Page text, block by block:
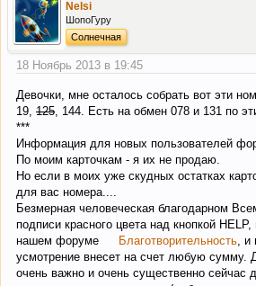
Nelsi
ШопоГуру
Солнечная
18 Ноябрь 2013 в 19:45
Девочки, мне осталось собрать вот эти
19, 125 , 144. Есть на обмен 078 и 131 по
***
Информация для новых пользователей
По моим карточкам - я их не продаю.
Но если в моих уже скудных остатках
для вас номера....
Безмерная человеческая благодарном
подписи красного цвета над кнопкой
нашем форуме
Благотворительность ,
усмотрение внесет на счет любую сумму.
очень важно и очень существенно